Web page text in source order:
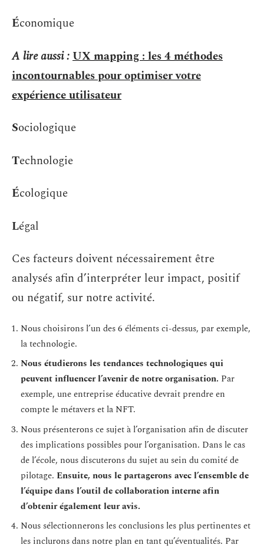
Économique
A lire aussi :UX mapping : les 4 méthodes
incontournables pour optimiser votre
expérience utilisateur
Sociologique
Technologie
Écologique
Légal
Ces facteurs doivent nécessairement être
analysés afin d’interpréter leur impact, positif
ou négatif, sur notre activité.
Nous choisirons l’un des 6 éléments ci-dessus, par exemple,
la technologie.
Nous étudierons les tendances technologiques qui
peuvent influencer l’avenir de notre organisation. Par
exemple, une entreprise éducative devrait prendre en
compte le métavers et la NFT.
Nous présenterons ce sujet à l’organisation afin de discuter
des implications possibles pour l’organisation. Dans le cas
de l’école, nous discuterons du sujet au sein du comité de
pilotage. Ensuite, nous le partagerons avec l’ensemble de
l’équipe dans l’outil de collaboration interne afin
d’obtenir également leur avis.
Nous sélectionnerons les conclusions les plus pertinentes et
les inclurons dans notre plan en tant qu’éventualités. Par